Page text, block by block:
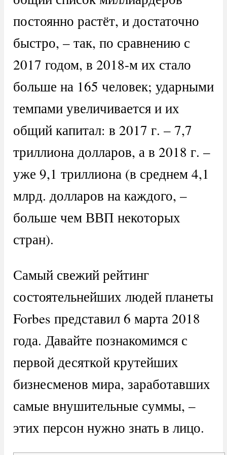
постоянно растёт, и достаточно
быстро, – так, по сравнению с
2017 годом, в 2018-м их стало
больше на 165 человек; ударными
темпами увеличивается и их
общий капитал: в 2017 г. – 7,7
триллиона долларов, а в 2018 г. –
уже 9,1 триллиона (в среднем 4,1
млрд. долларов на каждого, –
больше чем ВВП некоторых
стран).
Самый свежий рейтинг
состоятельнейших людей планеты
Forbes представил 6 марта 2018
года. Давайте познакомимся с
первой десяткой крутейших
бизнесменов мира, заработавших
самые внушительные суммы, –
этих персон нужно знать в лицо.